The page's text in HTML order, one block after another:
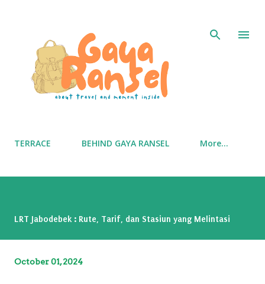
TERRACE BEHIND GAYA RANSEL More…
LRT Jabodebek : Rute, Tarif, dan Stasiun yang Melintasi
October 01, 2024